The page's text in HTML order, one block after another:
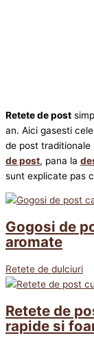
Retete de post
an. Aici gasesti
de post traditionale
de post, pana la
sunt explicate pas
Gogosi de
aromate
Retete de dulciuri
Retete de
rapide si